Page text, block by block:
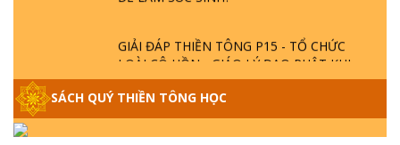
GIẢI ĐÁP THIỀN TÔNG P15 - TỔ CHỨC
LOÀI CÔ HỒN - GIÁO LÝ ĐẠO PHẬT KHI
GIẢI ĐÁP THIỀN TÔNG ĐẶC BIỆT - P14 -
SÁCH QUÝ THIỀN TÔNG HỌC